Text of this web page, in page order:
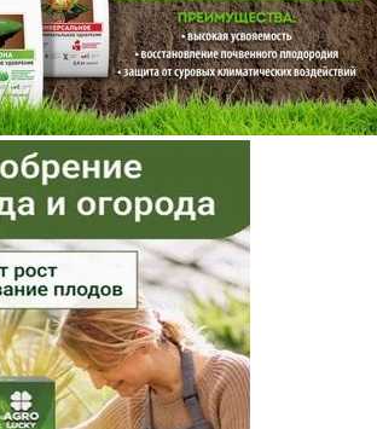
Мурманская область
Ненецкий АО
Нижегородская область
Новгородская область
Новосибирская область
Омская область
Оренбургская область
Орловская область
Пензенская область